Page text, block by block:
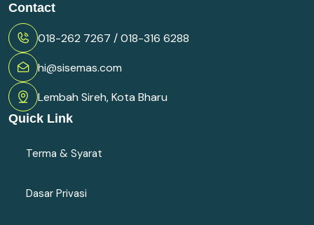
Contact
018-262 7267 / 018-316 6288
hi@sisemas.com
Lembah Sireh, Kota Bharu
Quick Link
Terma & Syarat
Dasar Privasi